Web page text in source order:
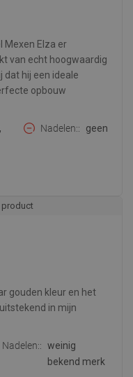
Mexen Elza er
van echt hoogwaardig
dat hij een ideale
opbouw
Nadelen: geen
product
gouden kleur en het
in mijn
Nadelen:
weinig
bekend merk